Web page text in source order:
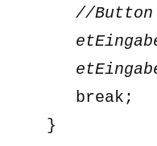
//
      break;
   }